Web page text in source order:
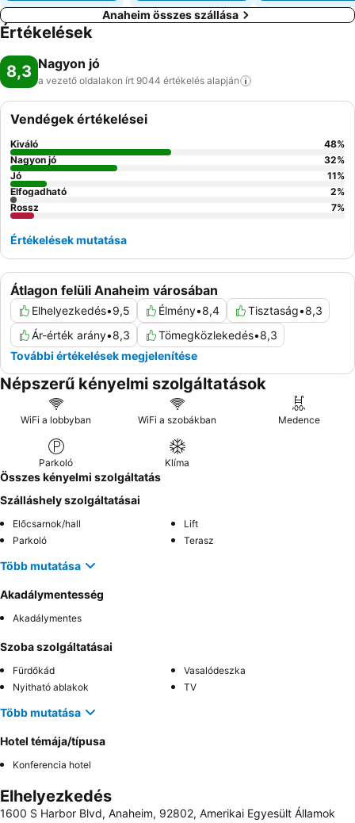
Anaheim összes szállása
Értékelések
8,3 Nagyon jó
a vezető oldalakon írt 9044 értékelés alapján
Átlagon felüli Anaheim városában
Elhelyezkedés•9,5 Élmény•8,4 Tisztaság•8,3
Ár-érték arány•8,3 Tömegközlekedés•8,3
További értékelések megjelenítése
Vendégek értékelései
Kiváló 48%
Nagyon jó
32%
Jó
11%
Elfogadható
2%
Rossz
7%
Értékelések mutatása
Népszerű kényelmi szolgáltatások
WiFi a lobbyban WiFi a szobákban Medence
Parkoló Klíma
Összes kényelmi szolgáltatás
Szálláshely szolgáltatásai
Előcsarnok/hall
Lift
Parkoló
Terasz
Több mutatása
Akadálymentesség
Akadálymentes
Szoba szolgáltatásai
Fürdőkád
Vasalódeszka
Nyitható ablakok
TV
Több mutatása
Hotel témája/típusa
Konferencia hotel
Elhelyezkedés
1600 S Harbor Blvd, Anaheim, 92802, Amerikai Egyesült Államok